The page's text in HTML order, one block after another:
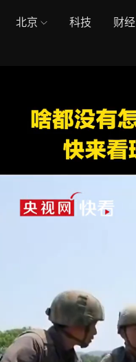
北京 科技 财经